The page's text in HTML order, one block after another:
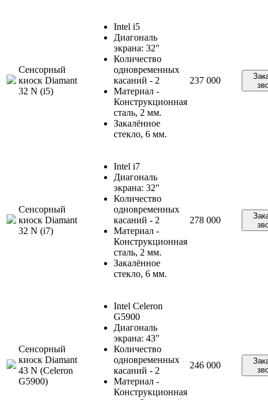
Сенсорный
киоск Diamant
32 N (i5)
Intel i5
Диагональ
экрана: 32"
Количество
одновременных
касаний - 2
Материал -
Конструкционная
сталь, 2 мм.
Закалённое
стекло, 6 мм.
237 000
Сенсорный
киоск Diamant
32 N (i7)
Intel i7
Диагональ
экрана: 32"
Количество
одновременных
касаний - 2
Материал -
Конструкционная
сталь, 2 мм.
Закалённое
стекло, 6 мм.
278 000
Сенсорный
киоск Diamant
43 N (Celeron
G5900)
Intel Celeron
G5900
Диагональ
экрана: 43"
Количество
одновременных
касаний - 2
Материал -
Конструкционная
246 000